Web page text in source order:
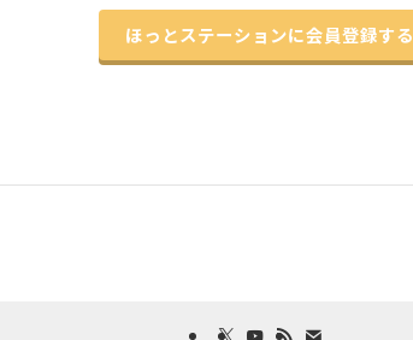
ほっとステーションに会員登録する